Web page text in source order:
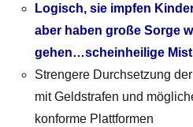
Logisch, sie impfen
aber haben große Sorge
gehen…scheinheilige
Strengere Durchsetzung
mit Geldstrafen und
konforme Plattformen